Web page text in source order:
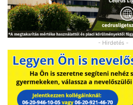
- Hirdetés -